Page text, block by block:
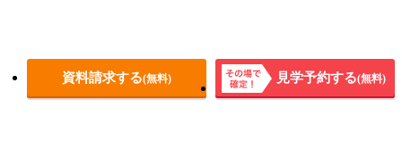
資料請求する(無料)
その場
見学予約する(無料)